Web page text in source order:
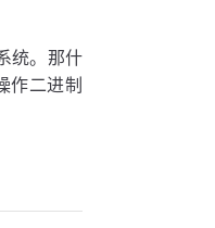
统。那什
作二进制